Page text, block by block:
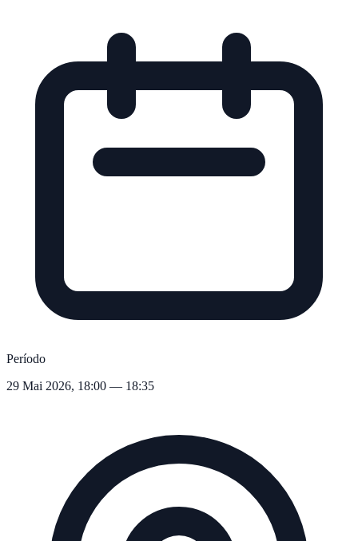
Período
29 Mai 2026, 18:00 — 18:35